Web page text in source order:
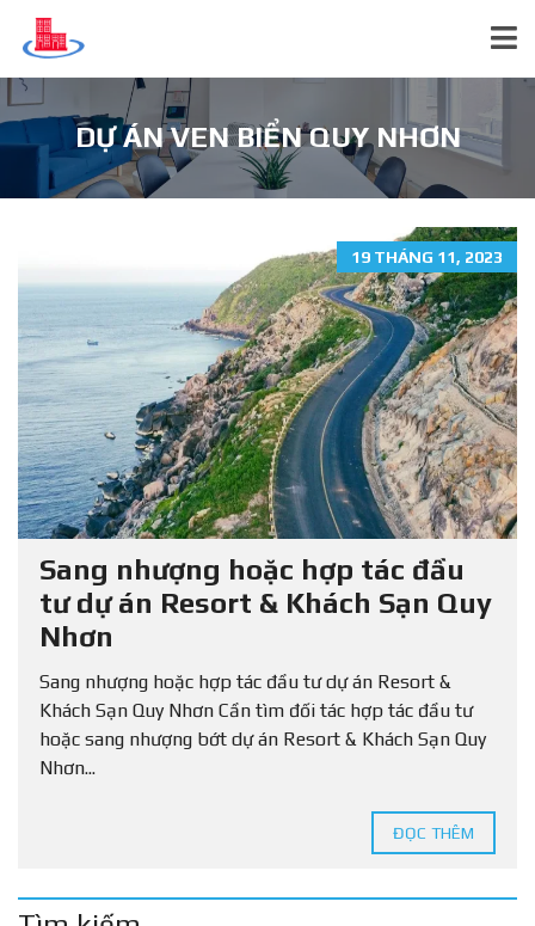
DỰ ÁN VEN BIỂN QUY NHƠN
19 THÁNG 11, 2023
Sang nhượng hoặc hợp tác đầu
tư dự án Resort & Khách Sạn Quy
Nhơn
Sang nhượng hoặc hợp tác đầu tư dự án Resort &
Khách Sạn Quy Nhơn Cần tìm đối tác hợp tác đầu tư
hoặc sang nhượng bớt dự án Resort & Khách Sạn Quy
Nhơn...
ĐỌC THÊM